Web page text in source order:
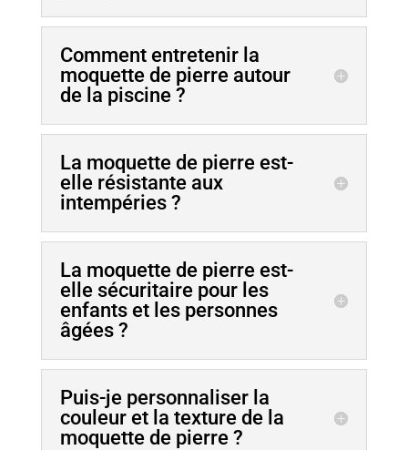
Comment entretenir la
moquette de pierre autour
de la piscine ?
La moquette de pierre est-
elle résistante aux
intempéries ?
La moquette de pierre est-
elle sécuritaire pour les
enfants et les personnes
âgées ?
Puis-je personnaliser la
couleur et la texture de la
moquette de pierre ?